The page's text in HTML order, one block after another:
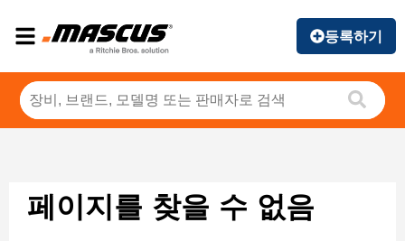
등록하기
페이지를 찾을 수 없음